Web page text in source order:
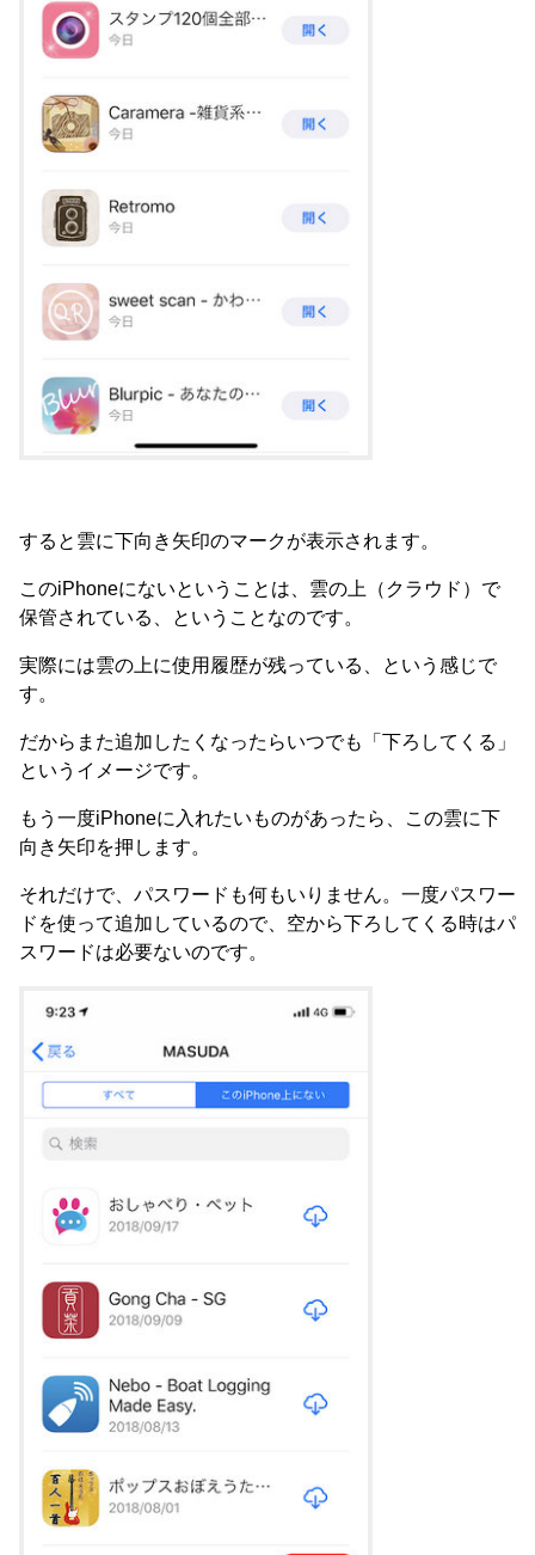
すると雲に下向き矢印のマークが表示されます。
このiPhoneにないということは、雲の上（クラウド）で
保管されている、ということなのです。
実際には雲の上に使用履歴が残っている、という感じで
す。
だからまた追加したくなったらいつでも「下ろしてくる」
というイメージです。
もう一度iPhoneに入れたいものがあったら、この雲に下
向き矢印を押します。
それだけで、パスワードも何もいりません。一度パスワー
ドを使って追加しているので、空から下ろしてくる時はパ
スワードは必要ないのです。